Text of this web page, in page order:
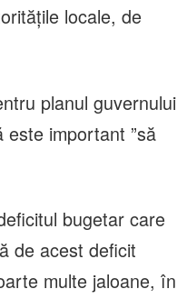
locale, de
planul guvernului
important ”să
bugetar care
de acest deficit
multe jaloane, în